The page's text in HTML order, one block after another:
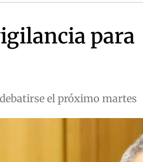
para
el próximo martes